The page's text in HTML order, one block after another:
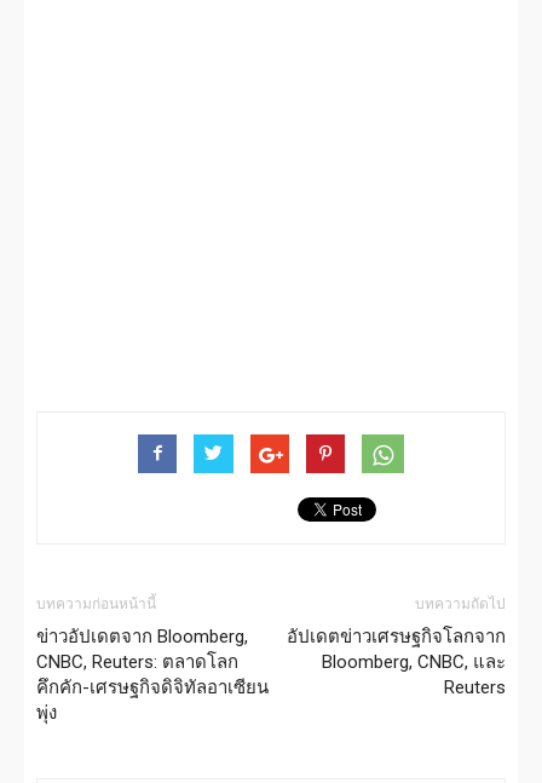
บทความก่อนหน้านี้
ข่าวอัปเดตจาก Bloomberg,
CNBC, Reuters: ตลาดโลก
คึกคัก-เศรษฐกิจดิจิทัลอาเซียน
พุ่ง
บทความถัดไป
อัปเดตข่าวเศรษฐกิจโลกจาก
Bloomberg, CNBC, และ
Reuters